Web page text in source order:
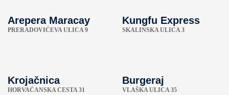
Arepera Maracay
PRERADOVIĆEVA ULICA 9
Kungfu Express
SKALINSKA ULICA 3
Krojačnica
HORVAĆANSKA CESTA 31
Burgeraj
VLAŠKA ULICA 35